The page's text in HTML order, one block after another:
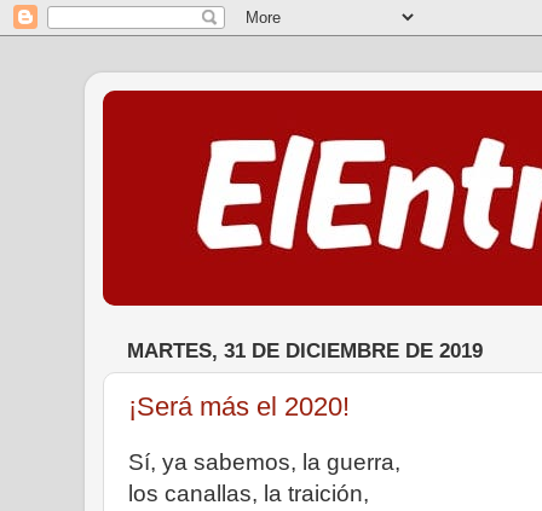
MARTES, 31 DE DICIEMBRE DE 2019
¡Será más el 2020!
Sí, ya sabemos, la guerra,
los canallas, la traición,